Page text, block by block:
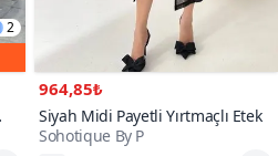
2
964,85₺
Siyah Midi Payetli Yırtmaçlı Etek
Sohotique By P